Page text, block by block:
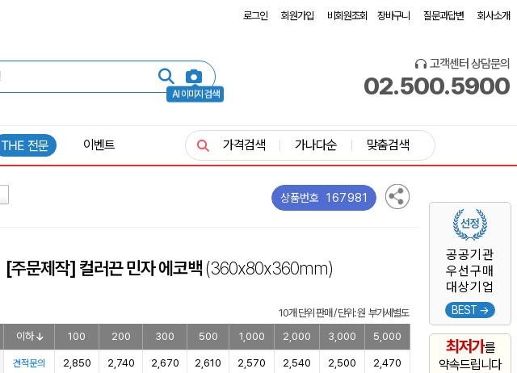
로그인 회원가입 비회원조회 장바구니 질문과답변 회사소개
AI 이미지 검색
고객센터 상담문의
02.500.5900
공공기관
우선구매
대상기업
BEST →
최저가를
약속드립니다
THE 전문 이벤트 가격검색 가나다순 맞춤검색
상품번호 167981
[주문제작] 컬러끈 민자 에코백(360x80x360mm)
10개 단위 판매 / 단위: 원 부가세별도
이하 100 200 300 500 1,000 2,000 3,000 5,000
견적문의 2,850 2,740 2,670 2,610 2,570 2,540 2,500 2,470